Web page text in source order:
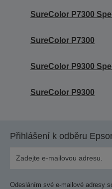
SureColor P7300
SureColor P7300
SureColor P9300
SureColor P9300
Přihlášení k odběru
Odesláním své e-mailové adresy